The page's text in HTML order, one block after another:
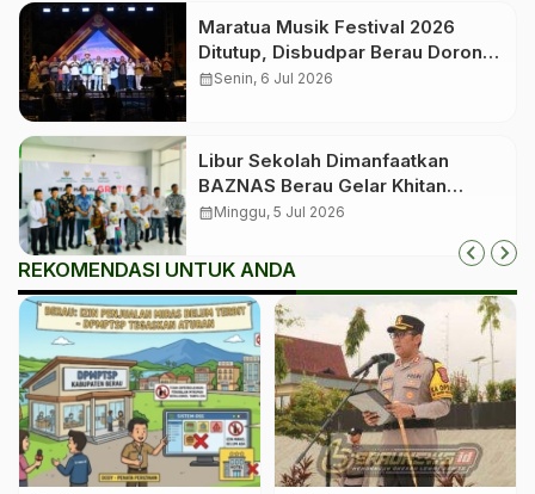
Maratua Musik Festival 2026
Ditutup, Disbudpar Berau Dorong
Event Jadi Pengungkit Pariwisata
calendar_monthSenin, 6 Jul 2026
Libur Sekolah Dimanfaatkan
BAZNAS Berau Gelar Khitan
Massal bagi 350 Anak
calendar_monthMinggu, 5 Jul 2026
REKOMENDASI UNTUK ANDA